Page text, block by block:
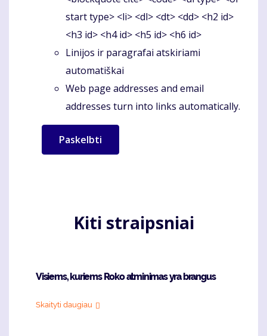
start type> <li> <dl> <dt> <dd> <h2 id>
<h3 id> <h4 id> <h5 id> <h6 id>
Linijos ir paragrafai atskiriami
automatiškai
Web page addresses and email
addresses turn into links automatically.
Kiti straipsniai
Visiems, kuriems Roko atminimas yra brangus
Skaityti daugiau